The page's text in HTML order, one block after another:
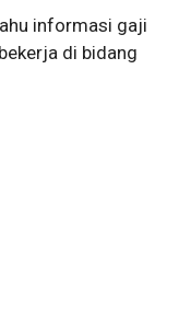
informasi gaji
di bidang